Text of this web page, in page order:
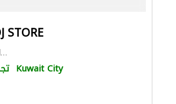
STORE
https://goo.gl/maps/NUGXD49MWXVLqg6B8
Kuwait City